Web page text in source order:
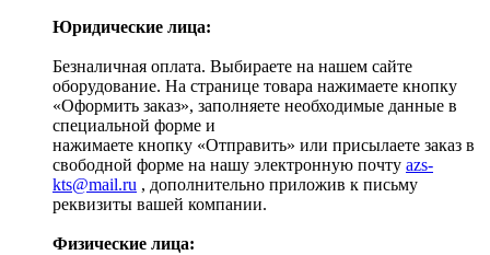
Юридические лица:
Безналичная оплата. Выбираете на нашем сайте
оборудование. На странице товара нажимаете кнопку
«Оформить заказ», заполняете необходимые данные в
специальной форме и
нажимаете кнопку «Отправить» или присылаете заказ в
свободной форме на нашу электронную почту azs-
kts@mail.ru , дополнительно приложив к письму
реквизиты вашей компании.
Физические лица: